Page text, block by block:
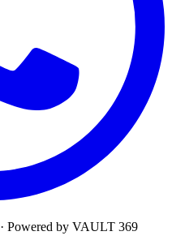
· Powered by VAULT 369